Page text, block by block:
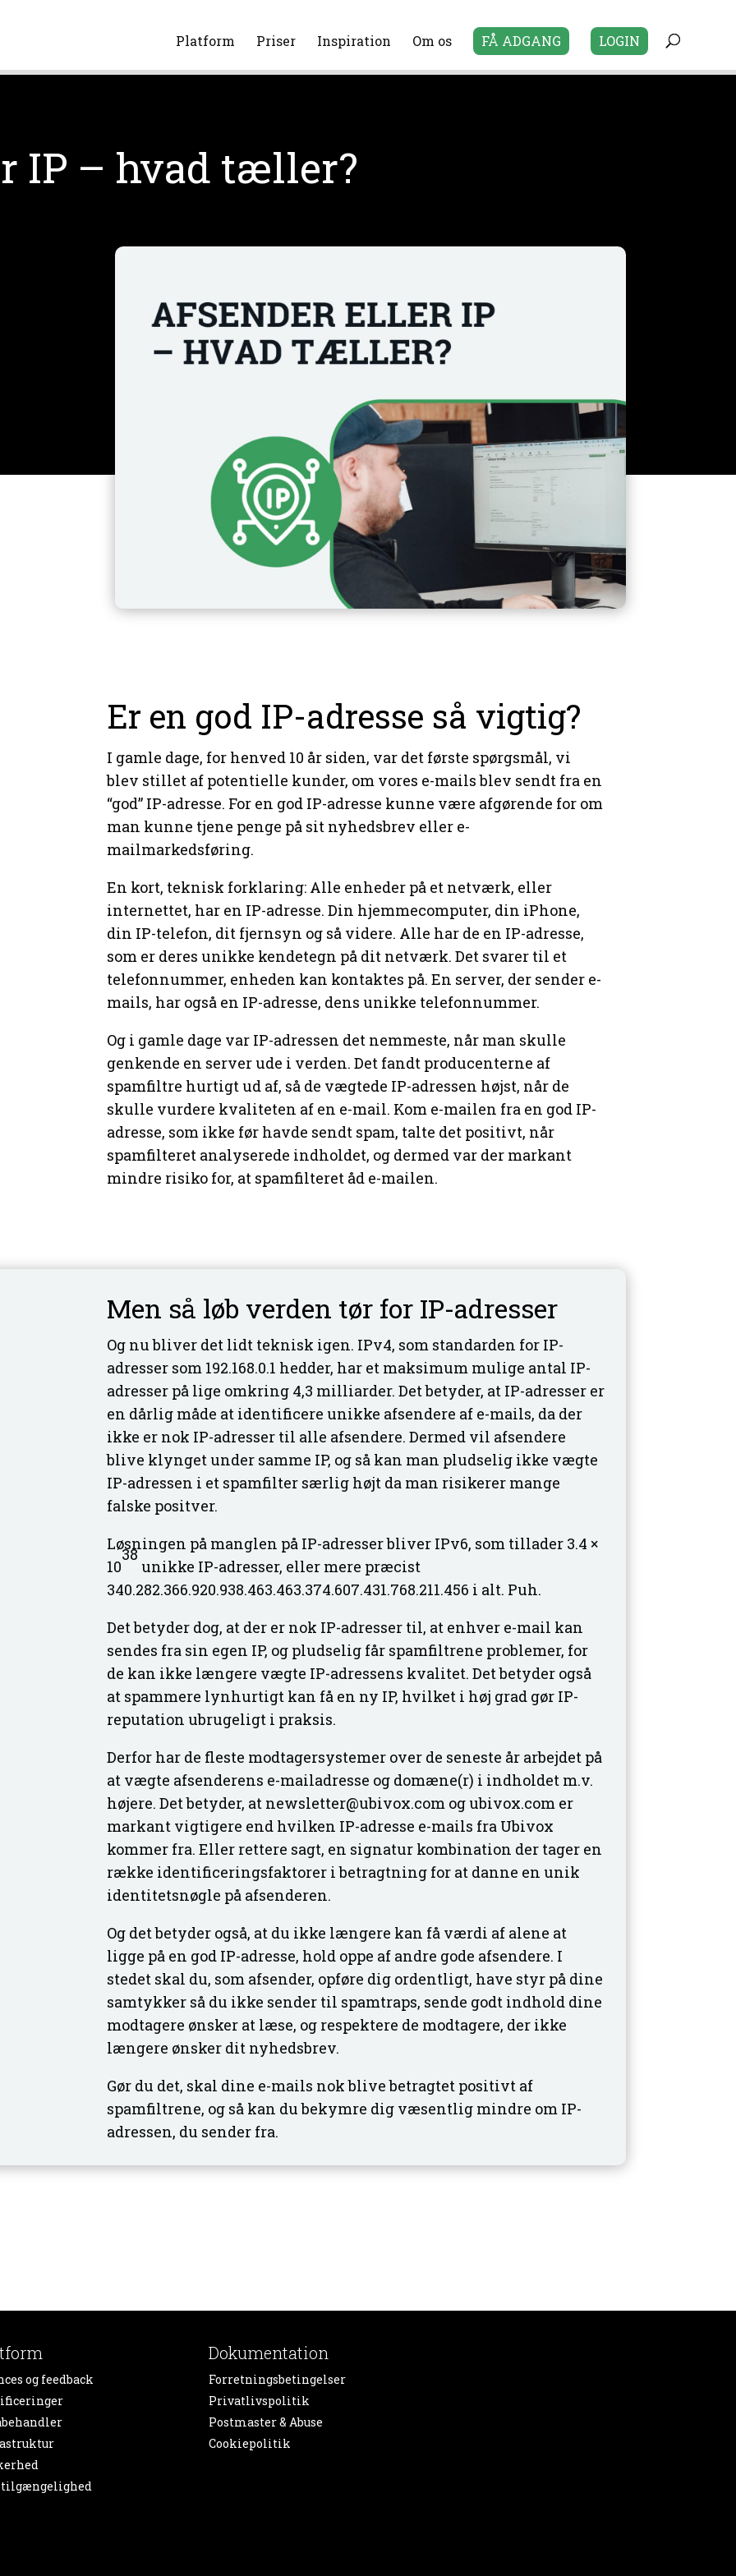
Platform Priser Inspiration Om os FÅ ADGANG LOGIN
IP – hvad tæller?
Er en god IP-adresse så vigtig?
I gamle dage, for henved 10 år siden, var det første spørgsmål, vi
blev stillet af potentielle kunder, om vores e-mails blev sendt fra en
“god” IP-adresse. For en god IP-adresse kunne være afgørende for om
man kunne tjene penge på sit nyhedsbrev eller e-
mailmarkedsføring.
En kort, teknisk forklaring: Alle enheder på et netværk, eller
internettet, har en IP-adresse. Din hjemmecomputer, din iPhone,
din IP-telefon, dit fjernsyn og så videre. Alle har de en IP-adresse,
som er deres unikke kendetegn på dit netværk. Det svarer til et
telefonnummer, enheden kan kontaktes på. En server, der sender e-
mails, har også en IP-adresse, dens unikke telefonnummer.
Og i gamle dage var IP-adressen det nemmeste, når man skulle
genkende en server ude i verden. Det fandt producenterne af
spamfiltre hurtigt ud af, så de vægtede IP-adressen højst, når de
skulle vurdere kvaliteten af en e-mail. Kom e-mailen fra en god IP-
adresse, som ikke før havde sendt spam, talte det positivt, når
spamfilteret analyserede indholdet, og dermed var der markant
mindre risiko for, at spamfilteret åd e-mailen.
Men så løb verden tør for IP-adresser
Og nu bliver det lidt teknisk igen. IPv4, som standarden for IP-
adresser som 192.168.0.1 hedder, har et maksimum mulige antal IP-
adresser på lige omkring 4,3 milliarder. Det betyder, at IP-adresser er
en dårlig måde at identificere unikke afsendere af e-mails, da der
ikke er nok IP-adresser til alle afsendere. Dermed vil afsendere
blive klynget under samme IP, og så kan man pludselig ikke vægte
IP-adressen i et spamfilter særlig højt da man risikerer mange
falske positver.
Løsningen på manglen på IP-adresser bliver IPv6, som tillader 3.4 ×
10
38
unikke IP-adresser, eller mere præcist
340.282.366.920.938.463.463.374.607.431.768.211.456 i alt. Puh.
Det betyder dog, at der er nok IP-adresser til, at enhver e-mail kan
sendes fra sin egen IP, og pludselig får spamfiltrene problemer, for
de kan ikke længere vægte IP-adressens kvalitet. Det betyder også
at spammere lynhurtigt kan få en ny IP, hvilket i høj grad gør IP-
reputation ubrugeligt i praksis.
Derfor har de fleste modtagersystemer over de seneste år arbejdet på
at vægte afsenderens e-mailadresse og domæne(r) i indholdet m.v.
højere. Det betyder, at newsletter@ubivox.com og ubivox.com er
markant vigtigere end hvilken IP-adresse e-mails fra Ubivox
kommer fra. Eller rettere sagt, en signatur kombination der tager en
række identificeringsfaktorer i betragtning for at danne en unik
identitetsnøgle på afsenderen.
Og det betyder også, at du ikke længere kan få værdi af alene at
ligge på en god IP-adresse, hold oppe af andre gode afsendere. I
stedet skal du, som afsender, opføre dig ordentligt, have styr på dine
samtykker så du ikke sender til spamtraps, sende godt indhold dine
modtagere ønsker at læse, og respektere de modtagere, der ikke
længere ønsker dit nyhedsbrev.
Gør du det, skal dine e-mails nok blive betragtet positivt af
spamfiltrene, og så kan du bekymre dig væsentlig mindre om IP-
adressen, du sender fra.
og feedback
Dokumentation
Forretningsbetingelser
Privatlivspolitik
Postmaster & Abuse
Cookiepolitik